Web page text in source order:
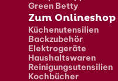
Green Betty
Zum Onlineshop
Küchenutensilien
Backzubehör
Elektrogeräte
Haushaltswaren
Reinigungsutensilien
Kochbücher